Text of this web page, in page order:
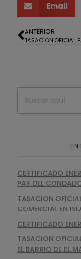
Email
ANTERIOR
CERTIFICADO
PAR DEL
TASACION
COMERCIAL EN
CERTIFICADO
TASACION
EL BARRIO DE EL